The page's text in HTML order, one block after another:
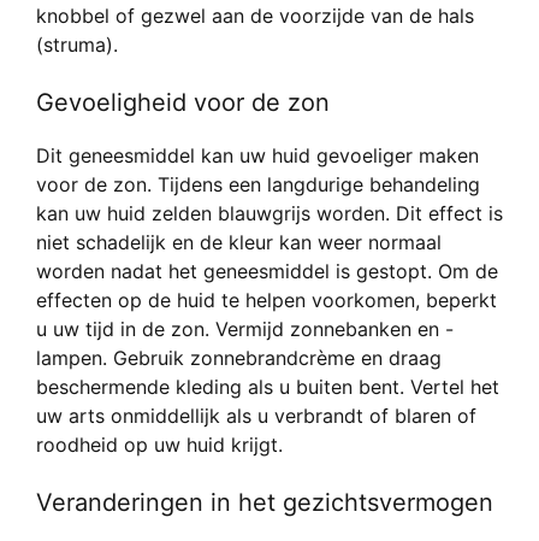
knobbel of gezwel aan de voorzijde van de hals
(struma).
Gevoeligheid voor de zon
Dit geneesmiddel kan uw huid gevoeliger maken
voor de zon. Tijdens een langdurige behandeling
kan uw huid zelden blauwgrijs worden. Dit effect is
niet schadelijk en de kleur kan weer normaal
worden nadat het geneesmiddel is gestopt. Om de
effecten op de huid te helpen voorkomen, beperkt
u uw tijd in de zon. Vermijd zonnebanken en -
lampen. Gebruik zonnebrandcrème en draag
beschermende kleding als u buiten bent. Vertel het
uw arts onmiddellijk als u verbrandt of blaren of
roodheid op uw huid krijgt.
Veranderingen in het gezichtsvermogen